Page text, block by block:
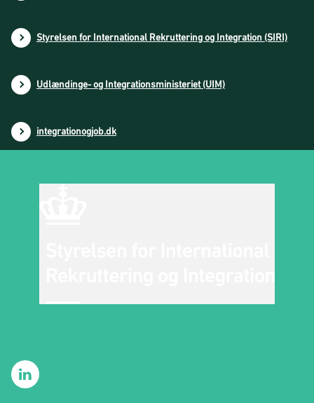
Styrelsen for International Rekruttering og Integration (SIRI)
Udlændinge- og Integrationsministeriet (UIM)
integrationogjob.dk
SIRIs LinkedIn